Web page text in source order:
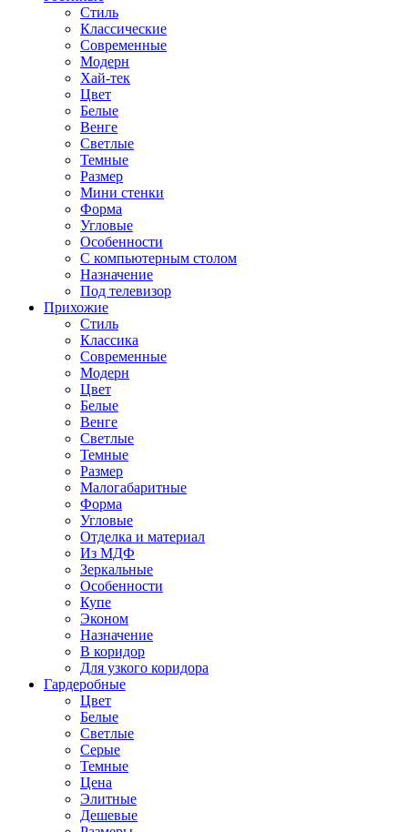
Стиль
Классические
Современные
Модерн
Хай-тек
Цвет
Белые
Венге
Светлые
Темные
Размер
Мини стенки
Форма
Угловые
Особенности
С компьютерным столом
Назначение
Под телевизор
Прихожие
Стиль
Классика
Современные
Модерн
Цвет
Белые
Венге
Светлые
Темные
Размер
Малогабаритные
Форма
Угловые
Отделка и материал
Из МДФ
Зеркальные
Особенности
Купе
Эконом
Назначение
В коридор
Для узкого коридора
Гардеробные
Цвет
Белые
Светлые
Серые
Темные
Цена
Элитные
Дешевые